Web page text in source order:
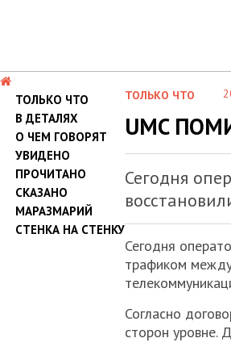
ТОЛЬКО ЧТО
В ДЕТАЛЯХ
О ЧЕМ ГОВОРЯТ
УВИДЕНО
ПРОЧИТАНО
СКАЗАНО
МАРАЗМАРИЙ
СТЕНКА НА СТЕНКУ
ТОЛЬКО ЧТО
UMC
Сегодня
Сегодня
трафиком
Согласно
сторон уровне.